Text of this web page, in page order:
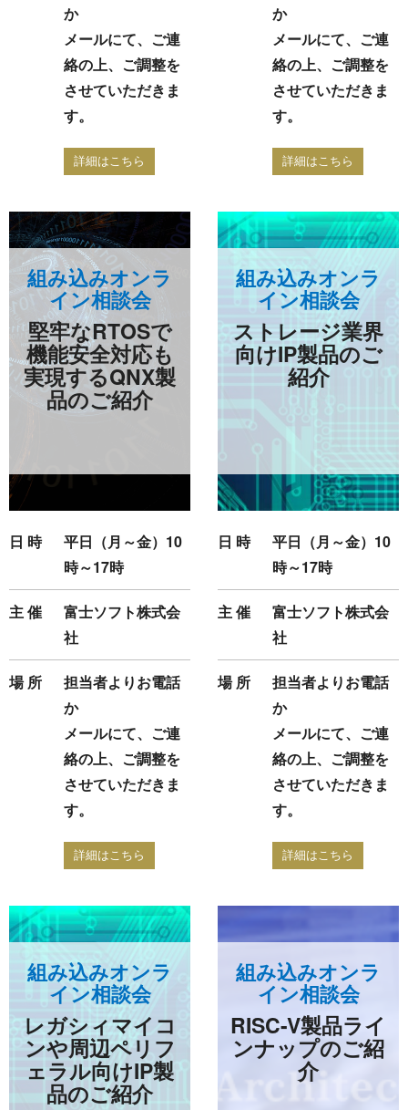
か
メールにて、ご連
絡の上、ご調整を
させていただきま
す。
詳細はこちら
か
メールにて、ご連
絡の上、ご調整を
させていただきま
す。
詳細はこちら
組み込みオンラ
イン相談会
堅牢なRTOSで
機能安全対応も
実現するQNX製
品のご紹介
日 時
平日（月～金）10
時～17時
主 催
富士ソフト株式会
社
場 所
担当者よりお電話
か
メールにて、ご連
絡の上、ご調整を
させていただきま
す。
詳細はこちら
組み込みオンラ
イン相談会
ストレージ業界
向けIP製品のご
紹介
日 時
平日（月～金）10
時～17時
主 催
富士ソフト株式会
社
場 所
担当者よりお電話
か
メールにて、ご連
絡の上、ご調整を
させていただきま
す。
詳細はこちら
組み込みオンラ
イン相談会
レガシィマイコ
ンや周辺ペリフ
ェラル向けIP製
品のご紹介
組み込みオンラ
イン相談会
RISC-V製品ライ
ンナップのご紹
介